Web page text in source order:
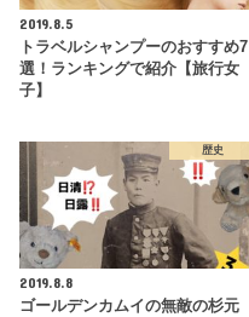
2019.8.5
トラベルシャンプーのおすすめ7
選！ランキングで紹介【旅行女
子】
歴史
2019.8.8
ゴールデンカムイの無敵の杉元